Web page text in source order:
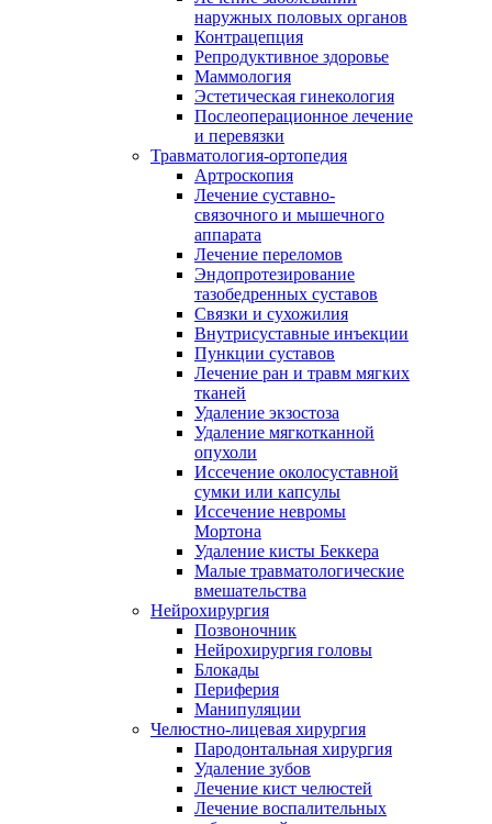
наружных половых органов
Контрацепция
Репродуктивное здоровье
Маммология
Эстетическая гинекология
Послеоперационное лечение
и перевязки
Травматология-ортопедия
Артроскопия
Лечение суставно-
связочного и мышечного
аппарата
Лечение переломов
Эндопротезирование
тазобедренных суставов
Связки и сухожилия
Внутрисуставные инъекции
Пункции суставов
Лечение ран и травм мягких
тканей
Удаление экзостоза
Удаление мягкотканной
опухоли
Иссечение околосуставной
сумки или капсулы
Иссечение невромы
Мортона
Удаление кисты Беккера
Малые травматологические
вмешательства
Нейрохирургия
Позвоночник
Нейрохирургия головы
Блокады
Периферия
Манипуляции
Челюстно-лицевая хирургия
Пародонтальная хирургия
Удаление зубов
Лечение кист челюстей
Лечение воспалительных